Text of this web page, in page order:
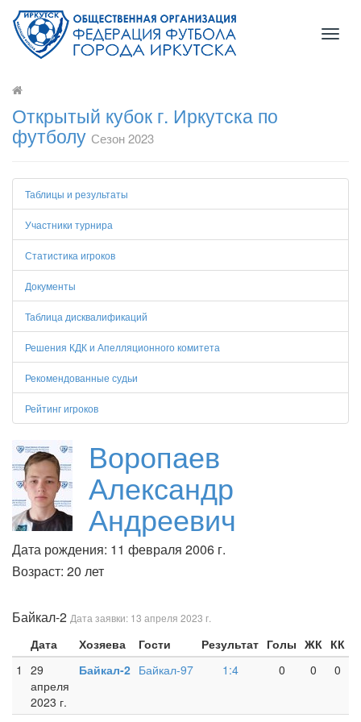
Открытый кубок г. Иркутска по
футболу Сезон 2023
Таблицы и результаты
Участники турнира
Статистика игроков
Документы
Таблица дисквалификаций
Решения КДК и Апелляционного комитета
Рекомендованные судьи
Рейтинг игроков
Воропаев
Александр
Андреевич
Дата рождения: 11 февраля 2006 г.
Возраст: 20 лет
Байкал-2 Дата заявки: 13 апреля 2023 г.
Дата Хозяева Гости Результат Голы ЖК КК
1
29
апреля
2023 г.
Байкал-2 Байкал-97 1:4 0 0 0